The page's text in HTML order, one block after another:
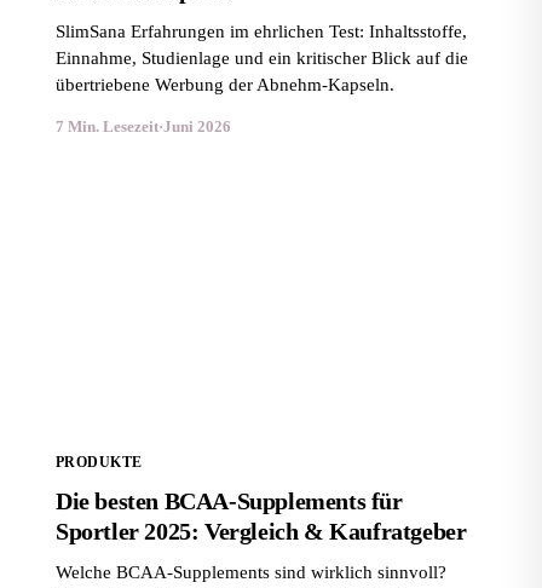
SlimSana Erfahrungen im ehrlichen Test: Inhaltsstoffe,
Einnahme, Studienlage und ein kritischer Blick auf die
übertriebene Werbung der Abnehm-Kapseln.
7 Min. Lesezeit·Juni 2026
PRODUKTE
Die besten BCAA-Supplements für
Sportler 2025: Vergleich & Kaufratgeber
Welche BCAA-Supplements sind wirklich sinnvoll?